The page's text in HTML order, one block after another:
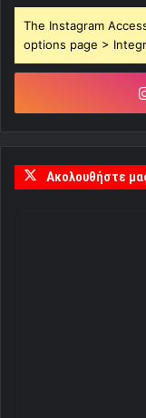
The Instagram
options page >
Ακολουθήστε